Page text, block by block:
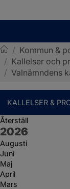
Sotenäs kommun
/ Kommun &
/ Kallelser och
/ Valnämndens
KALLELSER &
Återställ
År:
2026
Augusti
Juni
Maj
April
Mars